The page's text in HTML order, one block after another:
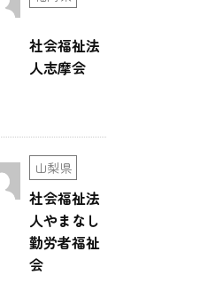
社会福祉法
人志摩会
山梨県
社会福祉法
人やまなし
勤労者福祉
会